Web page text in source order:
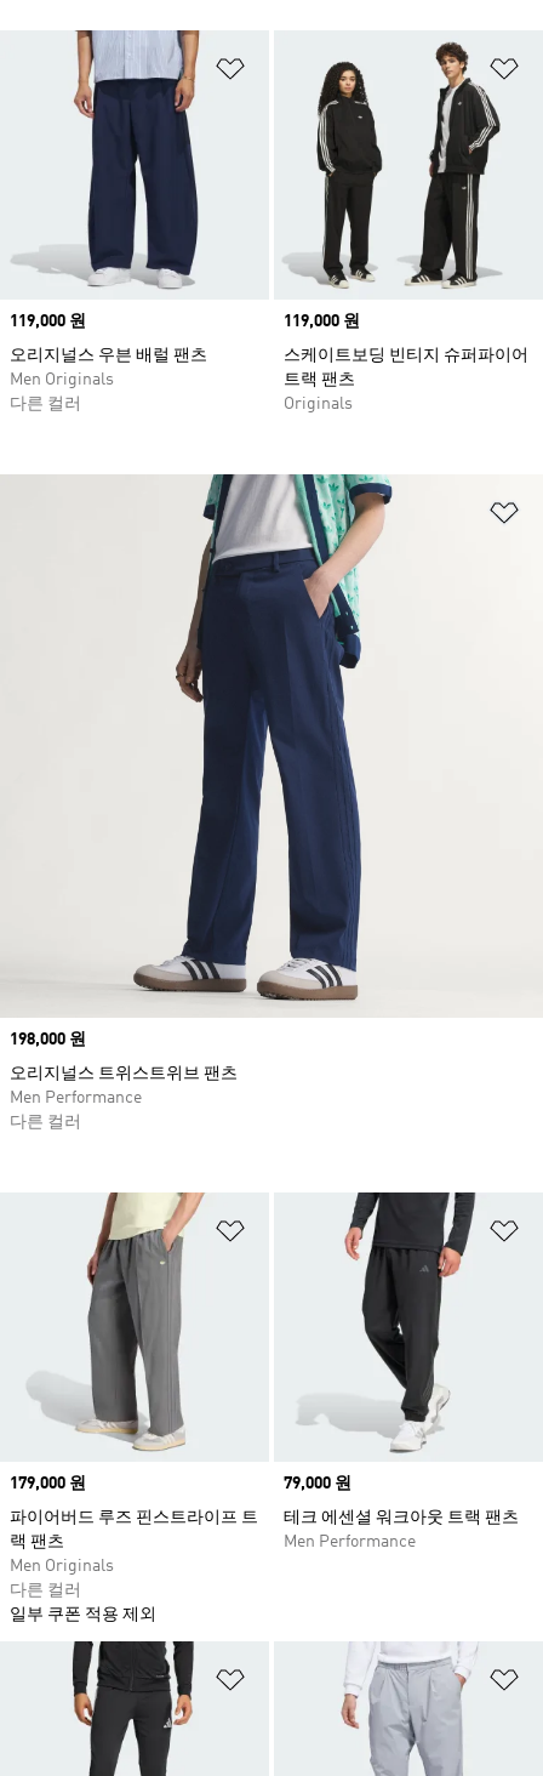
위시리스트 담기
Price
119,000 원
오리지널스 우븐 배럴 팬츠
Men Originals
다른 컬러
Price
119,000 원
스케이트보딩 빈티지 슈퍼파이어
트랙 팬츠
Originals
위시리스트 담기
Price
179,000 원
파이어버드 루즈 핀스트라이프 트
랙 팬츠
Men Originals
다른 컬러
일부 쿠폰 적용 제외
Price
79,000 원
테크 에센셜 워크아웃 트랙 팬츠
Men Performance
위시리스트 담기
Price
198,000 원
오리지널스 트위스트위브 팬츠
Men Performance
다른 컬러